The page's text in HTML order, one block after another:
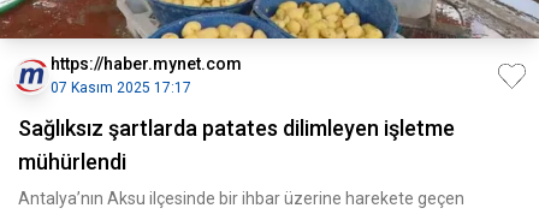
https://haber.mynet.com
07 Kasım 2025 17:17
Sağlıksız şartlarda patates dilimleyen işletme
mühürlendi
Antalya’nın Aksu ilçesinde bir ihbar üzerine harekete geçen